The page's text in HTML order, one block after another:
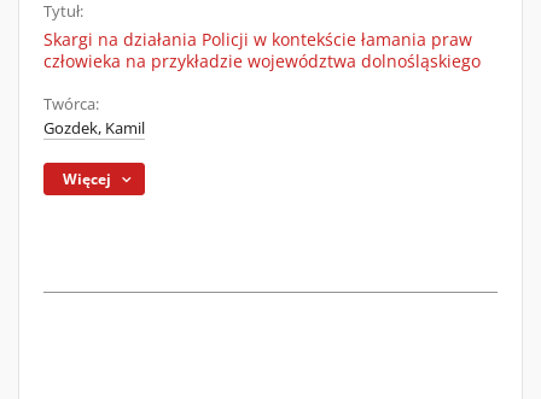
Tytuł:
Skargi na działania Policji w kontekście łamania praw
człowieka na przykładzie województwa dolnośląskiego
Twórca:
Gozdek, Kamil
Więcej